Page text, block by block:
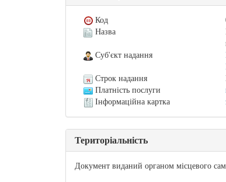
Код
Назва
Суб'єкт надання
Строк надання
Платність послуги
Інформаційна картка
Територіальність
Документ виданий органом місцевого